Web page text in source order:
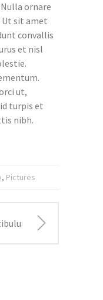
ornare
Ut sit amet
convallis
et nisl
ut,
turpis et
nibh.
, Pictures